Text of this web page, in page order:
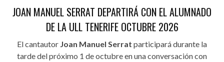
JOAN MANUEL SERRAT DEPARTIRÁ CON EL ALUMNADO
DE LA ULL TENERIFE OCTUBRE 2026
El cantautor Joan Manuel Serrat participará durante la
tarde del próximo 1 de octubre en una conversación con